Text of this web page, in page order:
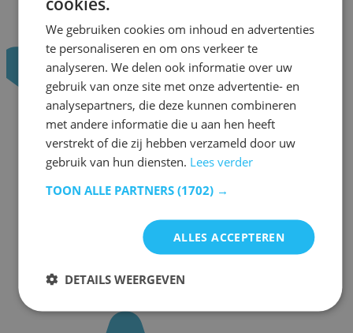
We gebruiken cookies om inhoud en advertenties
te personaliseren en om ons verkeer te
analyseren. We delen ook informatie over uw
gebruik van onze site met onze advertentie- en
analysepartners, die deze kunnen combineren
met andere informatie die u aan hen heeft
verstrekt of die zij hebben verzameld door uw
gebruik van hun diensten. Lees verder
TOON ALLE PARTNERS (1702) →
ALLES ACCEPTEREN
DETAILS WEERGEVEN